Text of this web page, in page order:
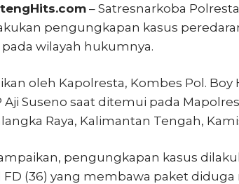
– Satresnarkoba
pengungkapan kasus
wilayah hukumnya.
oleh Kapolresta, Kombes Pol.
Aji Suseno saat ditemui pada
Raya, Kalimantan Tengah,
pengungkapan kasus
(36) yang membawa paket diduga